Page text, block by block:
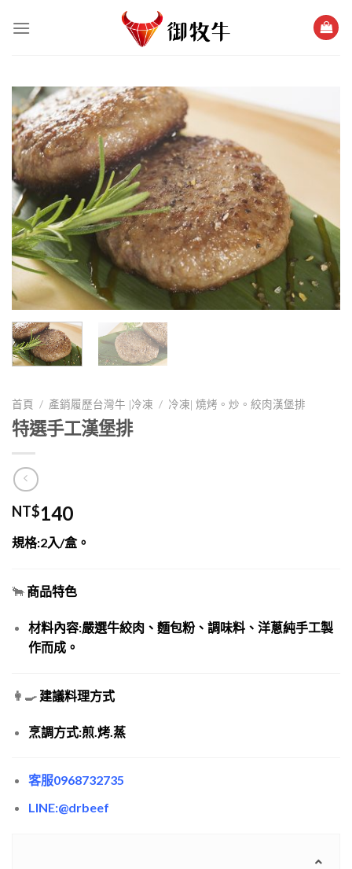
首頁 / 產銷履歷台灣牛 |冷凍 / 冷凍| 燒烤。炒。絞肉漢堡排
特選手工漢堡排
NT$140
規格:2入/盒。
🐂 商品特色
材料內容:嚴選牛絞肉、麵包粉、調味料、洋蔥純手工製
作而成。
👩‍🍳 建議料理方式
烹調方式:煎.烤.蒸
客服0968732735
LINE:@drbeef